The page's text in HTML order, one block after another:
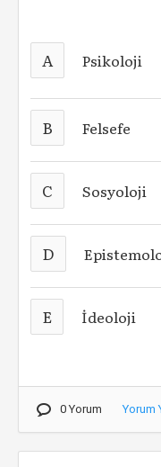
A Psikoloji
B Felsefe
C Sosyoloji
D
E İdeoloji
0 Yorum Yorum